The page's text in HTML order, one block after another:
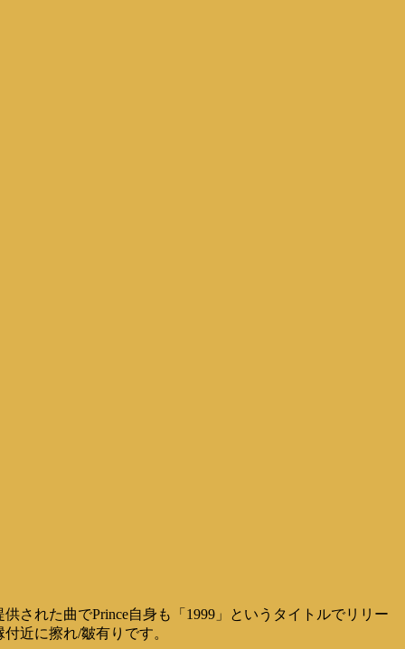
された曲でPrince自身も「1999」というタイトルでリリー
近に擦れ/皺有りです。